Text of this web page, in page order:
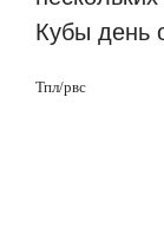
Кубы день
Тпл/рвс